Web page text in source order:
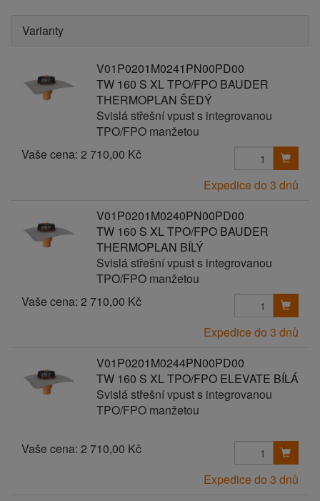
Varianty
V01P0201M0241PN00PD00
TW 160 S XL TPO/FPO BAUDER
THERMOPLAN ŠEDÝ
Svislá střešní vpust s integrovanou
TPO/FPO manžetou
Vaše cena: 2 710,00 Kč
Expedice do 3 dnů
V01P0201M0240PN00PD00
TW 160 S XL TPO/FPO BAUDER
THERMOPLAN BÍLÝ
Svislá střešní vpust s integrovanou
TPO/FPO manžetou
Vaše cena: 2 710,00 Kč
Expedice do 3 dnů
V01P0201M0244PN00PD00
TW 160 S XL TPO/FPO ELEVATE BÍLÁ
Svislá střešní vpust s integrovanou
TPO/FPO manžetou
Vaše cena: 2 710,00 Kč
Expedice do 3 dnů